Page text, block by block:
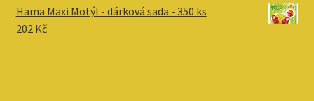
Hama Maxi Motýl - dárková sada - 350 ks
202 Kč